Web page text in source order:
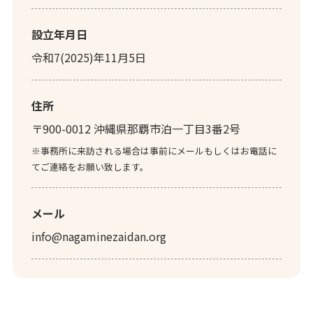
設立年月日
令和7(2025)年11月5日
住所
〒900-0012 沖縄県那覇市泊一丁目3番2号
※事務所に来訪される場合は事前にメールもしくはお電話に
てご連絡をお願い致します。
メール
info@nagaminezaidan.org